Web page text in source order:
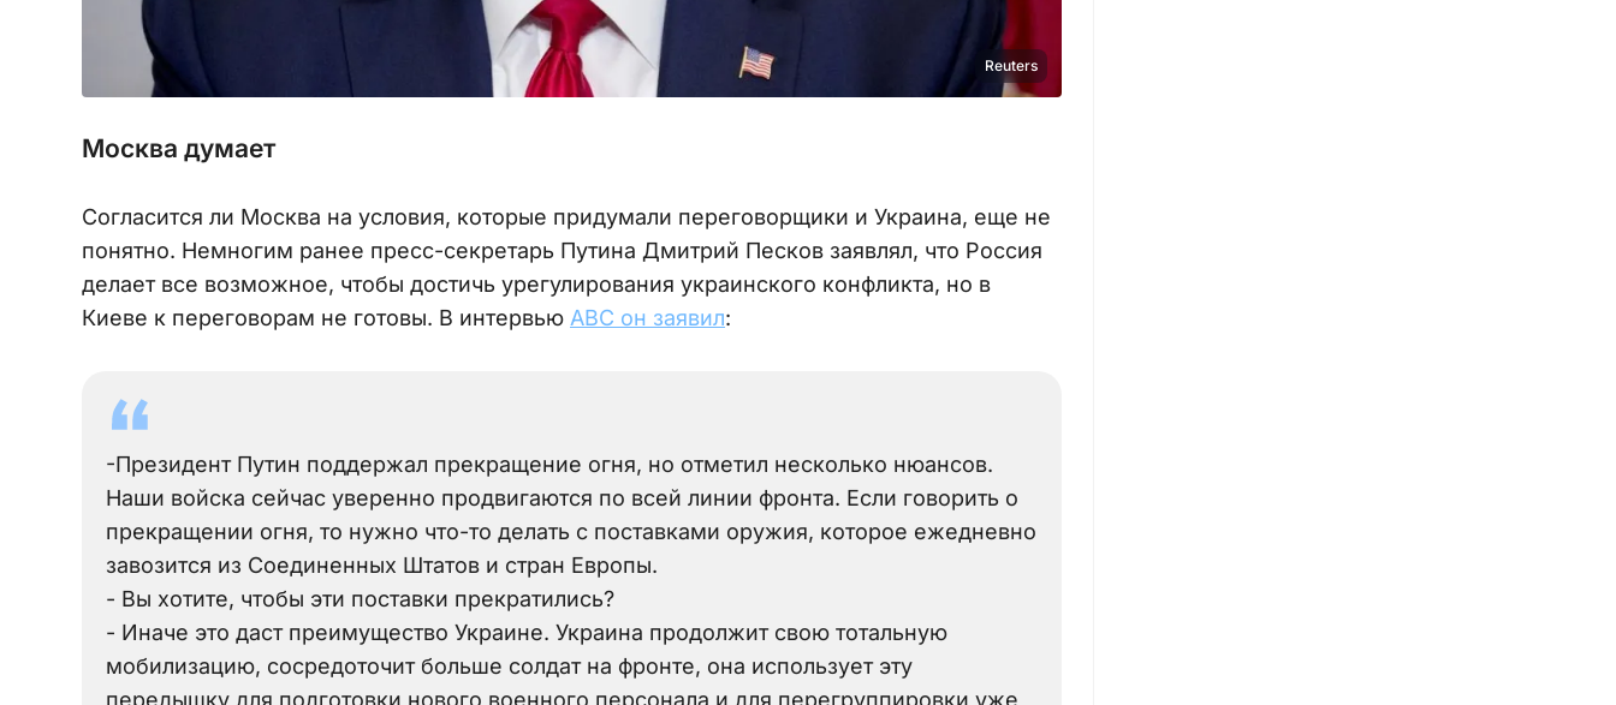
Reuters
Москва думает
Согласится ли Москва на условия, которые придумали переговорщики и Украина, еще не
понятно. Немногим ранее пресс-секретарь Путина Дмитрий Песков заявлял, что Россия
делает все возможное, чтобы достичь урегулирования украинского конфликта, но в
Киеве к переговорам не готовы. В интервью АВС он заявил:
-Президент Путин поддержал прекращение огня, но отметил несколько нюансов.
Наши войска сейчас уверенно продвигаются по всей линии фронта. Если говорить о
прекращении огня, то нужно что-то делать с поставками оружия, которое ежедневно
завозится из Соединенных Штатов и стран Европы.
- Вы хотите, чтобы эти поставки прекратились?
- Иначе это даст преимущество Украине. Украина продолжит свою тотальную
мобилизацию, сосредоточит больше солдат на фронте, она использует эту
передышку для подготовки нового военного персонала и для перегруппировки уже